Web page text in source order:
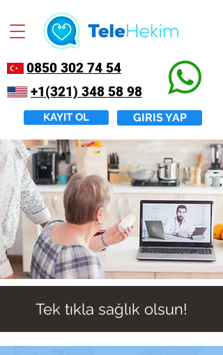
0850 302 74 54
+1(321) 348 58 98
KAYIT OL GIRIS YAP
Tek tıkla sağlık olsun!